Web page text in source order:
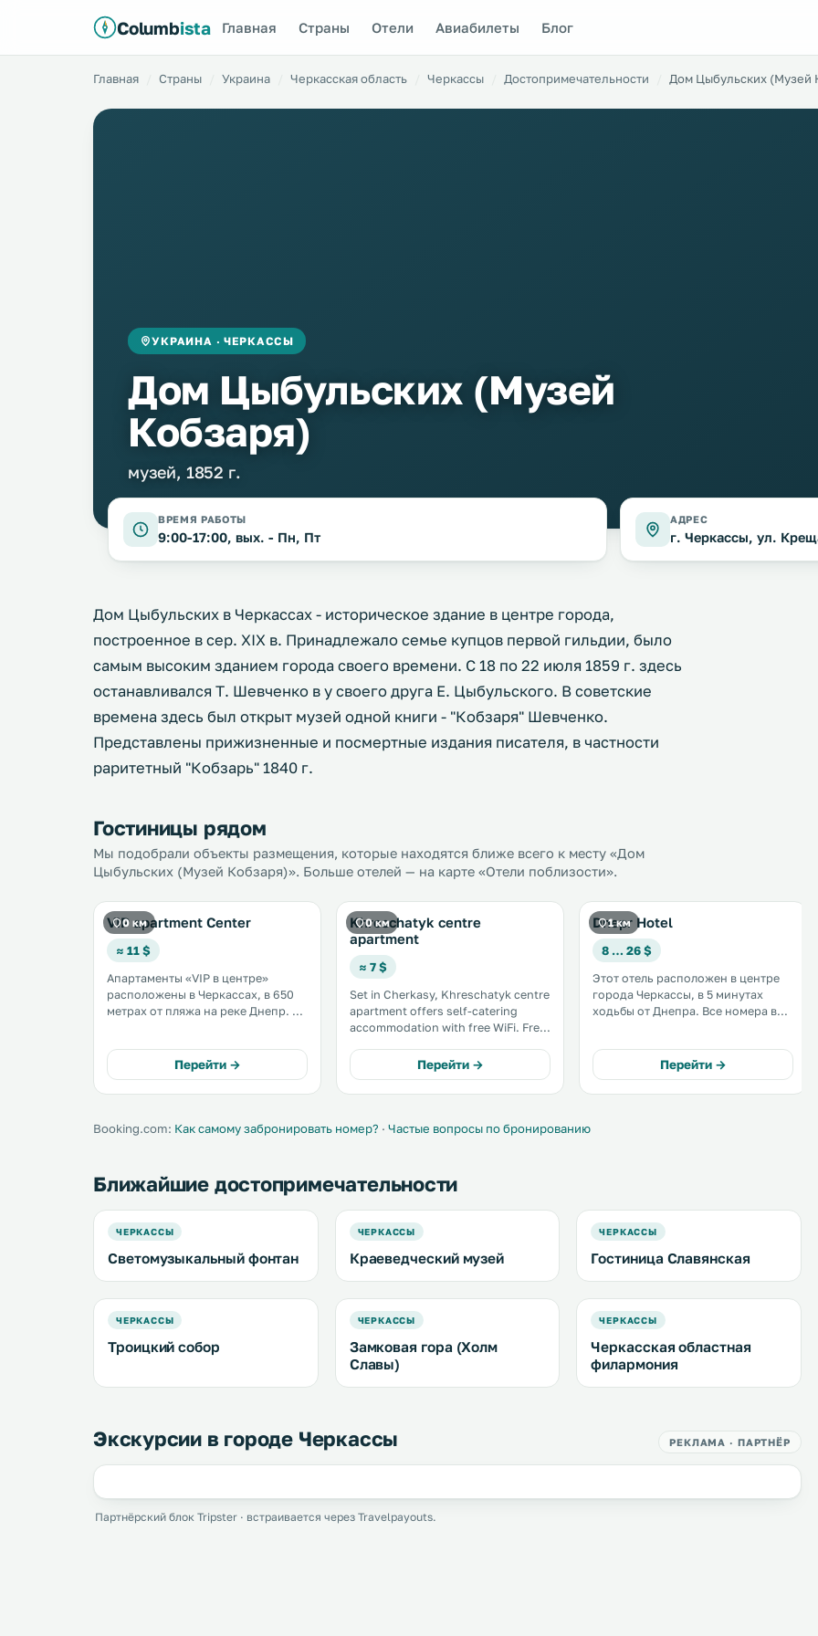
Columbista Главная Страны Отели Авиабилеты Блог
Главная Страны Украина Черкасская область Черкассы Достопримечательности Дом Цыбульских (Музей
УКРАИНА · ЧЕРКАССЫ
Дом Цыбульских (Музей
Кобзаря)
музей, 1852 г.
ВРЕМЯ РАБОТЫ
9:00-17:00, вых. - Пн, Пт
АДРЕС
г. Черкассы, ул.
Дом Цыбульских в Черкассах - историческое здание в центре города,
построенное в сер. XIX в. Принадлежало семье купцов первой гильдии, было
самым высоким зданием города своего времени. С 18 по 22 июля 1859 г. здесь
останавливался Т. Шевченко в у своего друга Е. Цыбульского. В советские
времена здесь был открыт музей одной книги - "Кобзаря" Шевченко.
Представлены прижизненные и посмертные издания писателя, в частности
раритетный "Кобзарь" 1840 г.
Гостиницы рядом
Мы подобрали объекты размещения, которые находятся ближе всего к месту «Дом
Цыбульских (Музей Кобзаря)». Больше отелей — на карте «Отели поблизости».
0 км
VIP apartment Center
≈ 11 $
Апартаменты «VIP в центре»
расположены в Черкассах, в 650
метрах от пляжа на реке Днепр. К
территории. В числе прочих
удобств кухня с духовкой,
микроволновой печью и
Перейти →
0 км
Khreschatyk centre
apartment
≈ 7 $
Set in Cherkasy, Khreschatyk centre
apartment offers self-catering
accommodation with free WiFi. Free
The unit is equipped with a kitchen.
A TV is provided. .
Перейти →
1 км
Dnepr Hotel
8 … 26 $
Этот отель расположен в центре
города Черкассы, в 5 минутах
ходьбы от Днепра. Все номера в
прекрасным панорамным видом. .
Перейти →
Booking.com: Как самому забронировать номер? · Частые вопросы по бронированию
Ближайшие достопримечательности
ЧЕРКАССЫ
Светомузыкальный фонтан
ЧЕРКАССЫ
Краеведческий музей
ЧЕРКАССЫ
Гостиница Славянская
ЧЕРКАССЫ
Троицкий собор
ЧЕРКАССЫ
Замковая гора (Холм
Славы)
ЧЕРКАССЫ
Черкасская областная
филармония
Экскурсии в городе Черкассы РЕКЛАМА · ПАРТНЁР
Партнёрский блок Tripster · встраивается через Travelpayouts.